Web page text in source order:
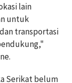
lain
untuk
transportasi
Serikat belum